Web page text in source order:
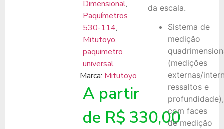
Dimensional,
Paquímetros
530-114,
Mitutoyo,
paquimetro
universal
Marca: Mitutoyo
A partir
de R$ 330,00
da escala.
Sistema de
medição
(medições
externas/
ressaltos e
profundidade),
com faces
de medição